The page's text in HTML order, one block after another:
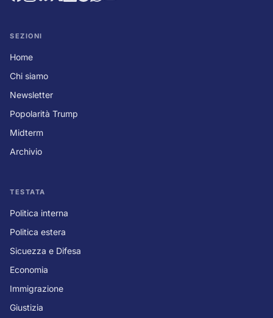
SEZIONI
Home
Chi siamo
Newsletter
Popolarità Trump
Midterm
Archivio
TESTATA
Politica interna
Politica estera
Sicuezza e Difesa
Economia
Immigrazione
Giustizia